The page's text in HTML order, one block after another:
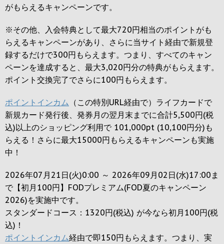
がもらえるキャンペーンです。
※その他、入会特典として最大720円相当のポイントがも
らえるキャンペーンがあり、さらに当サイト経由で新規登
録するだけで300円 もらえます。つまり、すべてのキャン
ペーンを達成すると、最大3,020円分の特典がもらえます。
ポイント交換完了でさらに100円 もらえます。
ポイントインカム （この特別URL経由で）ライフカードで
新規カード発行後、発券月の翌月末までに合計5,500円(税
込)以上のショッピング利用で 101,000pt (10,100円分)も
らえる！さらに最大15000円もらえるキャンペーンも実施
中！
2026年07月21日(火)0:00 ～ 2026年09月02日(水)17:00ま
で【初月100円】FODプレミアム(FOD夏のキャンペーン
2026)を実施中です。
スタンダードコース：1320円(税込) が今なら初月100円(税
込)！
ポイントインカム経由で即150円もらえます。つまり、実